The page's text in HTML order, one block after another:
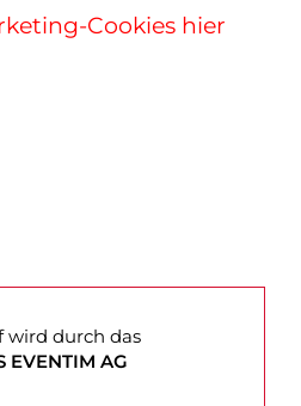
Cookies hier
wird durch das
EVENTIM AG